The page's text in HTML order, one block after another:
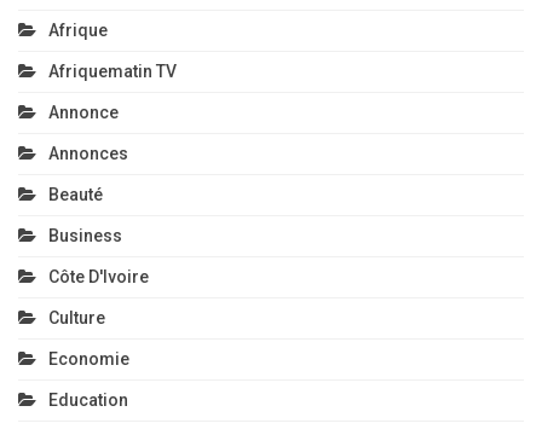
Afrique
Afriquematin TV
Annonce
Annonces
Beauté
Business
Côte D'Ivoire
Culture
Economie
Education